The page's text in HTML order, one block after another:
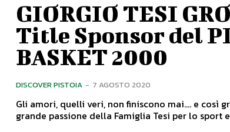
GIORGIO TESI
Title Sponsor del
BASKET 2000
DISCOVER PISTOIA - 7 AGOSTO 2020
Gli amori, quelli veri, non finiscono mai…. e così
grande passione della Famiglia Tesi per lo sport